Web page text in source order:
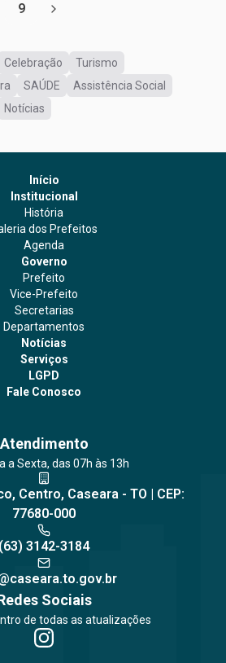
9
Celebração
Turismo
SAÚDE
Assistência Social
Notícias
Início
Institucional
História
dos Prefeitos
Agenda
Governo
Prefeito
Vice-Prefeito
Secretarias
Departamentos
Notícias
Serviços
LGPD
Fale Conosco
Atendimento
a Sexta, das 07h às 13h
Centro, Caseara - TO | CEP:
77680-000
(63) 3142-3184
Sociais
de todas as atualizações